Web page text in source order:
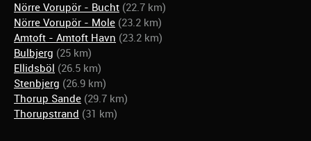
Nörre Vorupör - Bucht (22.7 km)
Nörre Vorupör - Mole (23.2 km)
Amtoft - Amtoft Havn (23.2 km)
Bulbjerg (25 km)
Ellidsböl (26.5 km)
Stenbjerg (26.9 km)
Thorup Sande (29.7 km)
Thorupstrand (31 km)